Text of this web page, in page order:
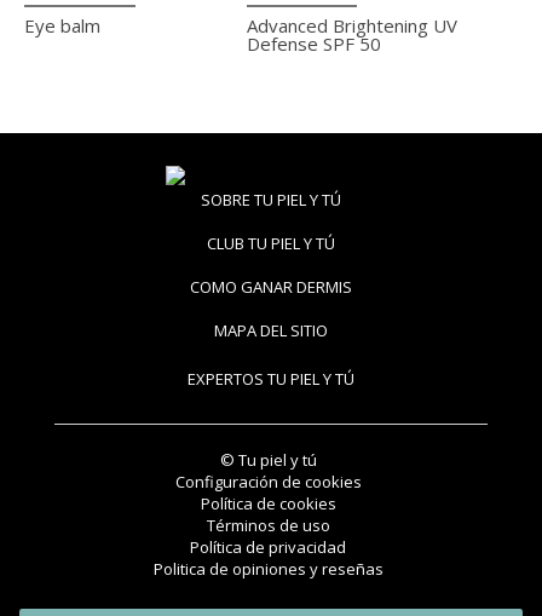
Eye balm Advanced Brightening UV
Defense SPF 50
SOBRE TU PIEL Y TÚ
CLUB TU PIEL Y TÚ
COMO GANAR DERMIS
MAPA DEL SITIO
EXPERTOS TU PIEL Y TÚ
© Tu piel y tú
Configuración de cookies
Política de cookies
Términos de uso
Política de privacidad
Politica de opiniones y reseñas